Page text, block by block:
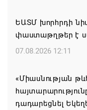
ԵԱՏՄ խորհրդի
փաստաթղթեր է
07.08.2026 12:11
«Միասնության
դադարեցնել